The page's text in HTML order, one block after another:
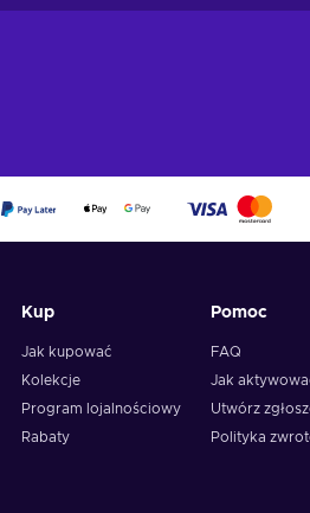
Kup
Jak kupować
Kolekcje
Program lojalnościowy
Rabaty
Pomoc
FAQ
Jak
Utwórz
Polityka